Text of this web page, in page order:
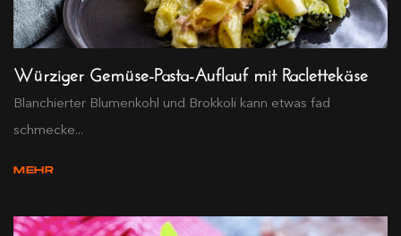
Würziger Gemüse-Pasta-Auflauf mit Raclettekäse
Blanchierter Blumenkohl und Brokkoli kann etwas fad
schmecke...
MEHR